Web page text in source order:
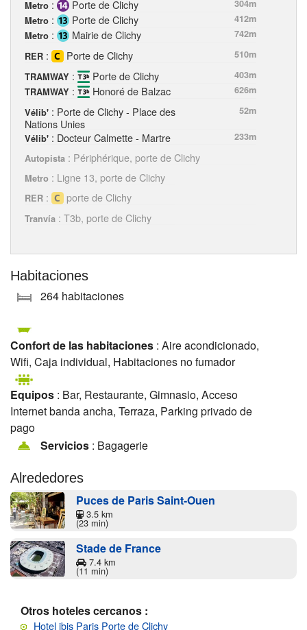
Metro : Porte de Clichy
304m
Metro : Porte de Clichy
412m
Metro : Mairie de Clichy
742m
RER : Porte de Clichy
510m
TRAMWAY : Porte de Clichy
403m
TRAMWAY : Honoré de Balzac
626m
Vélib' : Porte de Clichy - Place des
Nations Unies
52m
Vélib' : Docteur Calmette - Martre
233m
Autopista : Périphérique, porte de Clichy
Metro : Ligne 13, porte de Clichy
RER : porte de Clichy
Tranvía : T3b, porte de Clichy
Habitaciones
264 habitaciones
Confort de las habitaciones : Aire acondicionado,
Wifi, Caja individual, Habitaciones no fumador
Equipos : Bar, Restaurante, Gimnasio, Acceso
Internet banda ancha, Terraza, Parking privado de
pago
Servicios : Bagagerie
Alrededores
Puces de Paris Saint-Ouen
3.5 km
(23 min)
Stade de France
7.4 km
(11 min)
Otros hoteles cercanos :
Hotel ibis Paris Porte de Clichy